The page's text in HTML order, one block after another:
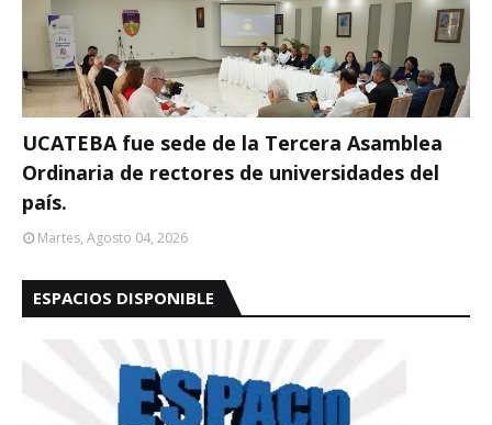
UCATEBA fue sede de la Tercera Asamblea
Ordinaria de rectores de universidades del
país.
Martes, Agosto 04, 2026
ESPACIOS DISPONIBLE